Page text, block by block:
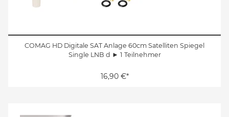
COMAG HD Digitale SAT Anlage 60cm Satelliten Spiegel
Single LNB d ► 1 Teilnehmer
16,90 €*